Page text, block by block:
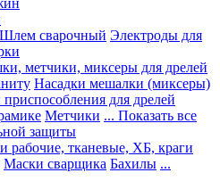
Шлем сварочный Электроды для
метчики, миксеры для дрелей
Насадки мешалки (миксеры)
для дрелей
Метчики ... Показать все
защиты
рабочие, тканевые, ХБ, краги
Маски сварщика Бахилы ...